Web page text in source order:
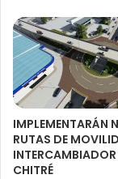
IMPLEMENTARÁN
RUTAS DE
CHITRÉ